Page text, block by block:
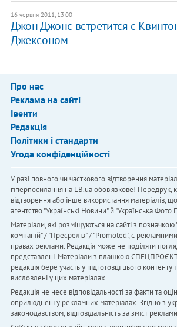
16 червня 2011, 13:00
Джон Джонс встретится с
Джексоном
Про нас
Реклама на сайті
Івенти
Редакція
Політики і стандарти
Угода конфіденційності
У разі повного чи часткового відтворення
гіперпосилання на LB.ua обов'язкове! Передрук,
відтворення або інше використання матеріалів,
агентство "Українськi Новини" й "Українська Фото
Матеріали, які розміщуються на сайті з
компаній" / "Пресреліз" / "Promoted", є
правах реклами. Редакція може не поділяти
представлені. Матеріали з плашкою
редакція бере участь у підготовці цього контенту
висловлені у цих матеріалах.
Редакція не несе відповідальності за факти та
оприлюднені у рекламних матеріалах. Згідно з
законодавством, відповідальність за зміст